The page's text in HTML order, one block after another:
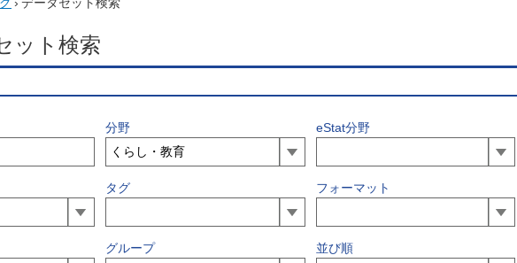
ット検索
分野 eStat分野
タグ フォーマット
グループ 並び順